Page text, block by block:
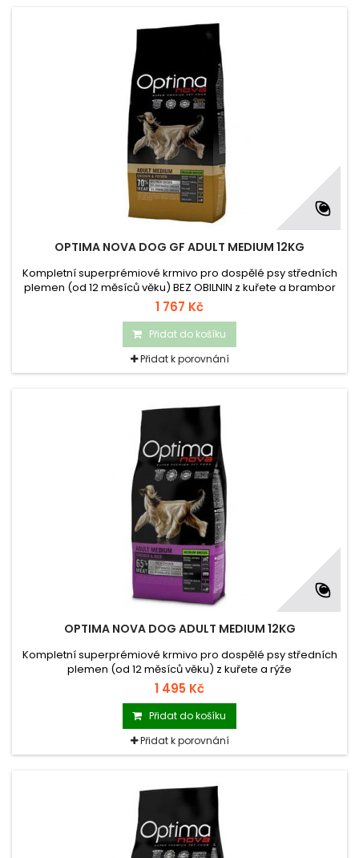
OPTIMA NOVA DOG GF ADULT MEDIUM 12KG
Kompletní superprémiové krmivo pro dospělé psy středních
plemen (od 12 měsíců věku) BEZ OBILNIN z kuřete a brambor
1 767 Kč
Přidat do košíku
Přidat k porovnání
OPTIMA NOVA DOG ADULT MEDIUM 12KG
Kompletní superprémiové krmivo pro dospělé psy středních
plemen (od 12 měsíců věku) z kuřete a rýže
1 495 Kč
Přidat do košíku
Přidat k porovnání